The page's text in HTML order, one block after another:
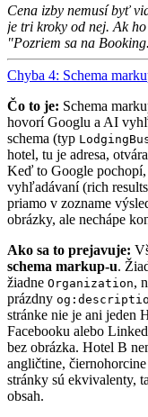
Cena izby nemusí byť
je tri kroky od nej. Ak
"Pozriem sa na
Chyba 4: Schema
Čo to je: Schema
hovorí Googlu a AI
schema (typ
hotel, tu je adresa,
Keď to Google
vyhľadávaní (rich
priamo v zozname
obrázky, ale nechápe
Ako sa to prejavuje:
schema markup-u.
žiadne Organization,
prázdny
stránke nie je ani jeden
Facebooku alebo
bez obrázka. Hotel B
angličtine,
stránky sú ekvivalenty,
obsah.